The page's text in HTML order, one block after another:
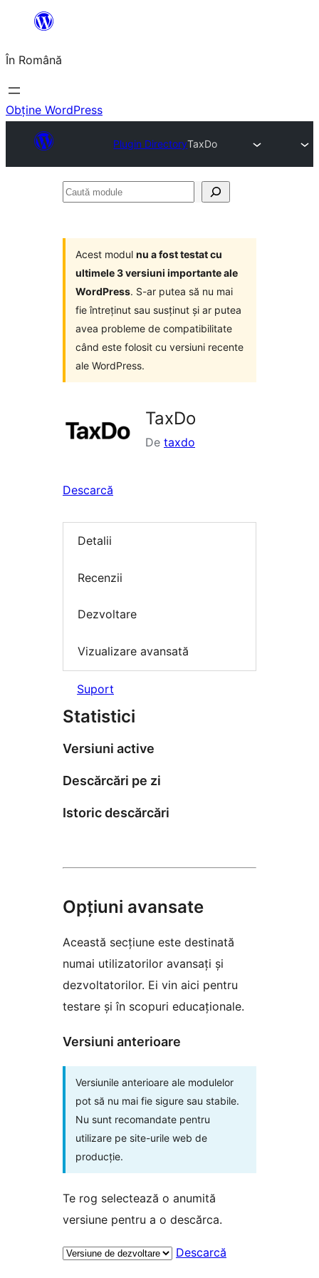
conținut
În Română
Obține WordPress
Plugin DirectoryTaxDo
Caută
Acest modul nu a fost testat cu
ultimele 3 versiuni importante ale
WordPress. S-ar putea să nu mai
fie întreținut sau susținut și ar putea
avea probleme de compatibilitate
când este folosit cu versiuni recente
ale WordPress.
TaxDo
De taxdo
Descarcă
Detalii
Recenzii
Dezvoltare
Vizualizare avansată
Suport
Statistici
Versiuni active
Descărcări pe zi
Istoric descărcări
Opțiuni avansate
Această secțiune este destinată
numai utilizatorilor avansați și
dezvoltatorilor. Ei vin aici pentru
testare și în scopuri educaționale.
Versiuni anterioare
Versiunile anterioare ale modulelor
pot să nu mai fie sigure sau stabile.
Nu sunt recomandate pentru
utilizare pe site-urile web de
producție.
Te rog selectează o anumită
versiune pentru a o descărca.
Descarcă